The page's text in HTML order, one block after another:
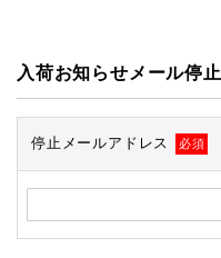
入荷お知らせメール停止
停止メールアドレス 必須